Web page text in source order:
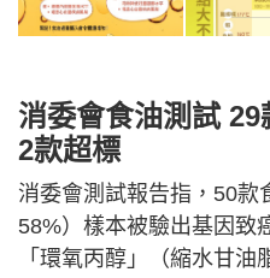
消委會食油測試
2款超標
消委會測試報告指，50款
58%）樣本被驗出基因致
「環氧丙醇」（縮水甘油